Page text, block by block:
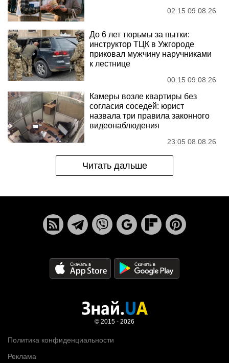
02:15 09.08.26
До 6 лет тюрьмы за пытки:
инструктор ТЦК в Ужгороде
приковал мужчину наручниками
к лестнице
00:15 09.08.26
Камеры возле квартиры без
согласия соседей: юрист
назвала три правила законного
видеонаблюдения
23:05 08.08.26
Читать дальше
Политика конфиденциальности
Реклама
© 2015 - 2026